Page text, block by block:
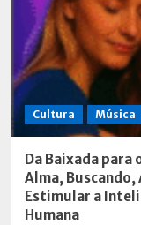
Cultura Música
Da Baixada para
Alma,
Estimular a
Humana